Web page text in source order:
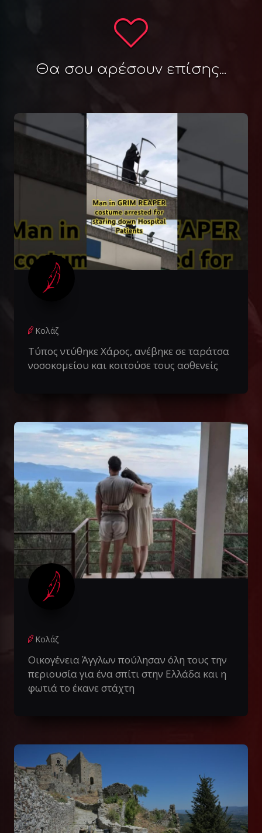
Θα σου αρέσουν επίσης...
Κολάζ
Τύπος ντύθηκε Χάρος, ανέβηκε σε ταράτσα
νοσοκομείου και κοιτούσε τους ασθενείς
Κολάζ
Οικογένεια Άγγλων πούλησαν όλη τους την
περιουσία για ένα σπίτι στην Ελλάδα και η
φωτιά το έκανε στάχτη